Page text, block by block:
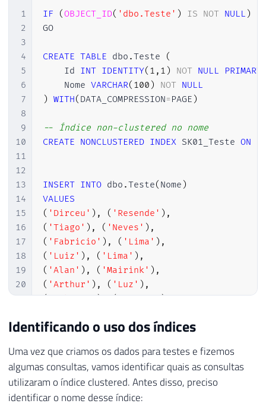
1
2
3
4
5
6
7
8
9
10
11
12
13
14
15
16
17
18
19
20
21
23
25
26
27
28
IF (OBJECT_ID( 'dbo.Teste' ) IS NOT NULL )
GO
CREATE TABLE dbo .Teste
(
    Id
INT IDENTITY( 1 , 1 ) NOT NULL
PRIMARY
    Nome
VARCHAR( 100 ) NOT NULL
) WITH( DATA_COMPRESSION=PAGE )
-- Índice non-clustered no nome
CREATE NONCLUSTERED INDEX SK01_Teste ON
INSERT INTO dbo .Teste( Nome )
VALUES
( 'Dirceu' ) , ( 'Resende' ) ,
( 'Tiago' ) , ( 'Neves' ) ,
( 'Fabricio' ) , ( 'Lima' ) ,
( 'Luiz' ) , ( 'Lima' ) ,
( 'Alan' ) , ( 'Mairink' ) ,
( 'Arthur' ) , ( 'Luz' ) ,
('Fabiano'), ('Amorim'),
SELECT * FROM dbo.Teste WHERE Id = 2
SELECT * FROM dbo.Teste WHERE Id = 99
SELECT * FROM dbo.Teste WHERE Nome
SELECT * FROM dbo.Teste
Identificando o uso dos índices
Uma vez que criamos os dados para testes e fizemos
algumas consultas, vamos identificar quais as consultas
utilizaram o índice clustered. Antes disso, preciso
identificar o nome desse índice: